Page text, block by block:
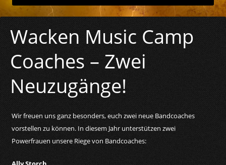
Wacken Music Camp
Coaches – Zwei
Neuzugänge!
Wir freuen uns ganz besonders, euch zwei neue Bandcoaches
vorstellen zu können. In diesem Jahr unterstützen zwei
Powerfrauen unsere Riege von Bandcoaches: